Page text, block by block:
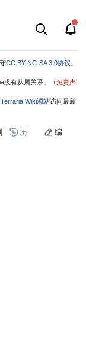
CC BY-NC-SA 3.0协议
没有从属关系。（免责声
Wiki源站访问最新
历 编